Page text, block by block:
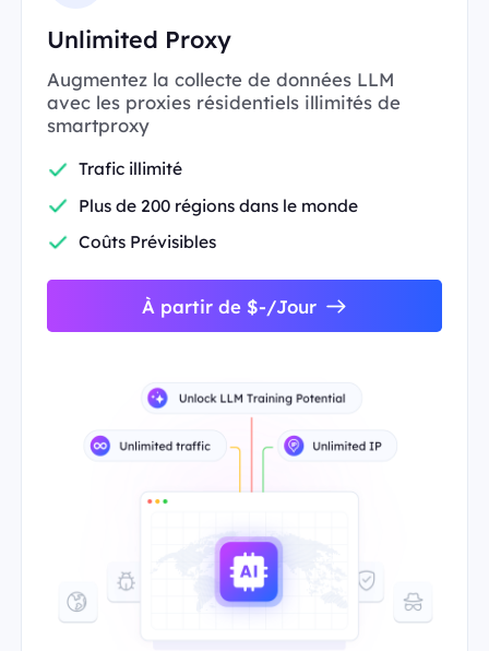
Unlimited Proxy
Augmentez la collecte de données LLM
avec les proxies résidentiels illimités de
smartproxy
Trafic illimité
Plus de 200 régions dans le monde
Coûts Prévisibles
À partir de $-/Jour